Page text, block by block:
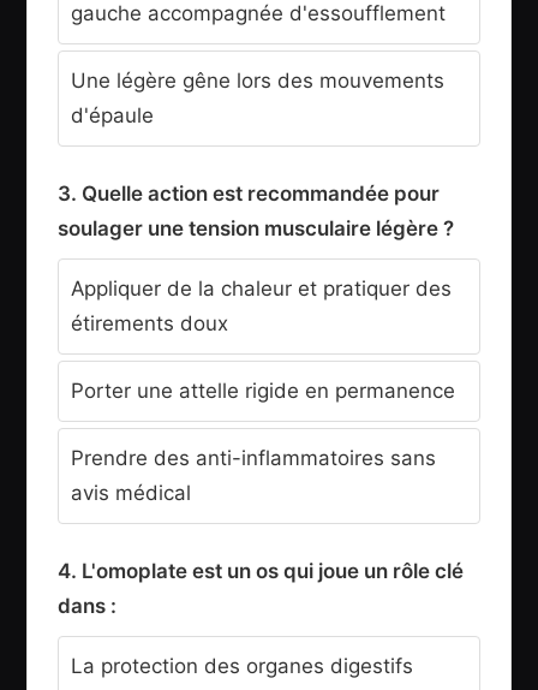
gauche accompagnée d'essoufflement
Une légère gêne lors des mouvements
d'épaule
3. Quelle action est recommandée pour
soulager une tension musculaire légère ?
Appliquer de la chaleur et pratiquer des
étirements doux
Porter une attelle rigide en permanence
Prendre des anti-inflammatoires sans
avis médical
4. L'omoplate est un os qui joue un rôle clé
dans :
La protection des organes digestifs